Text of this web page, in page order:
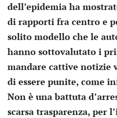
dell’epidemia ha
di rapporti fra centro e
solito modello che le
hanno sottovalutato i
mandare cattive notizie
di essere punite, come
Non è una battuta
scarsa trasparenza, per